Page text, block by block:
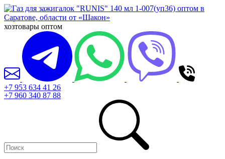
хозтовары оптом
+7 953 634 41 26
+7 960 340 87 88